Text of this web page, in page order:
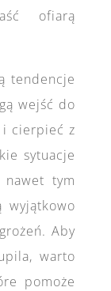
ofiarą
tendencje
wejść do
i cierpieć z
sytuacje
tym
wyjątkowo
Aby
warto
pomoże